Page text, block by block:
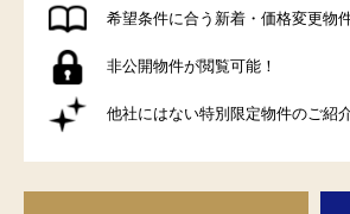
希望条件に合う新着・価格変更物
非公開物件が閲覧可能！
他社にはない特別限定物件のご紹